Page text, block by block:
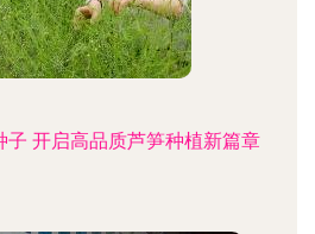
子 开启高品质芦笋种植新篇章